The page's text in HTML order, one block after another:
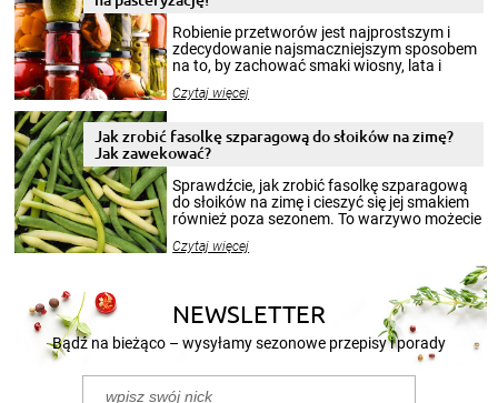
Robienie przetworów jest najprostszym i
zdecydowanie najsmaczniejszym sposobem
na to, by zachować smaki wiosny, lata i
krajobrazów, by cieszyć nimi oko w sezonie
pełni poczuć atmosferę cieplejszych
miesięcy. Przygotowanie słoików ze
smakowitą zawartością musi obejmować
patenty, które pozwolą zachować świeżość
przetworów.
Czytaj więcej
Jak zrobić fasolkę szparagową do słoików na zimę?
Jak zawekować?
Sprawdźcie, jak zrobić fasolkę szparagową
do słoików na zimę i cieszyć się jej smakiem
również poza sezonem. To warzywo możecie
nasze propozycje!
Czytaj więcej
NEWSLETTER
Bądź na bieżąco – wysyłamy sezonowe przepisy i porady